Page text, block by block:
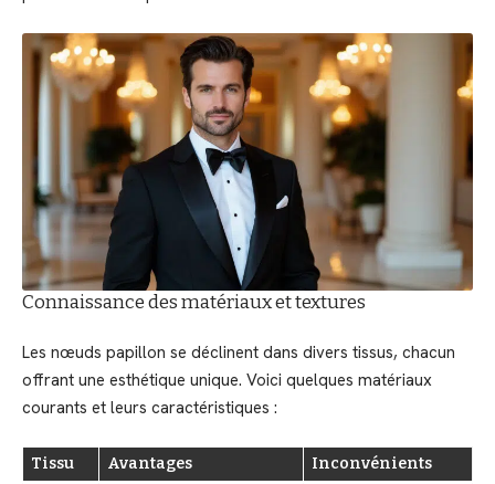
Connaissance des matériaux et textures
Les nœuds papillon se déclinent dans divers tissus, chacun
offrant une esthétique unique. Voici quelques matériaux
courants et leurs caractéristiques :
Tissu Avantages Inconvénients